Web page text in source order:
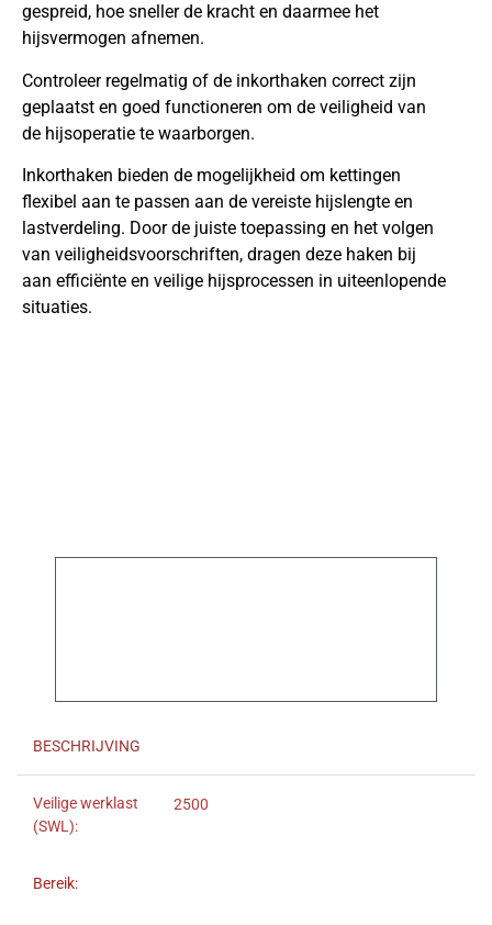
gespreid, hoe sneller de kracht en daarmee het
hijsvermogen afnemen.
Controleer regelmatig of de inkorthaken correct zijn
geplaatst en goed functioneren om de veiligheid van
de hijsoperatie te waarborgen.
Inkorthaken bieden de mogelijkheid om kettingen
flexibel aan te passen aan de vereiste hijslengte en
lastverdeling. Door de juiste toepassing en het volgen
van veiligheidsvoorschriften, dragen deze haken bij
aan efficiënte en veilige hijsprocessen in uiteenlopende
situaties.
BESCHRIJVING
Veilige werklast
(SWL):
2500
Bereik: